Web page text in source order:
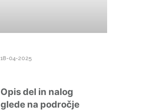
18-04-2025
Opis del in nalog
glede na področje